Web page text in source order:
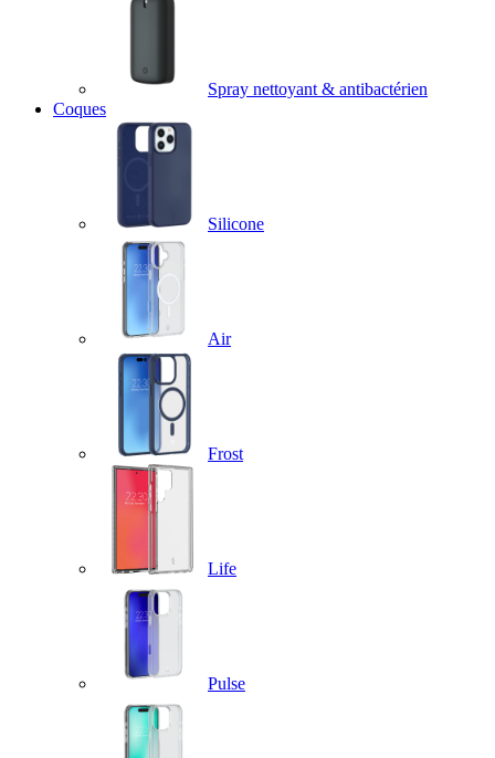
Spray nettoyant & antibactérien
Coques
Silicone
Air
Frost
Life
Pulse